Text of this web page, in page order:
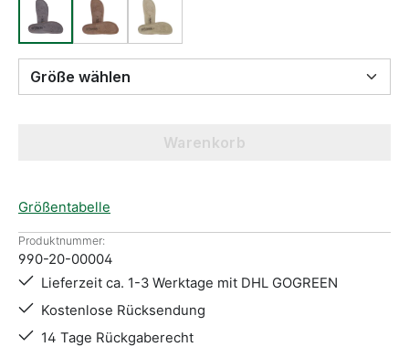
Größe wählen
Warenkorb
Größentabelle
Produktnummer:
990-20-00004
Lieferzeit ca. 1-3 Werktage mit DHL GOGREEN
Kostenlose Rücksendung
14 Tage Rückgaberecht